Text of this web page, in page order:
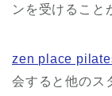
ンを受けること
zen place
会すると他のス